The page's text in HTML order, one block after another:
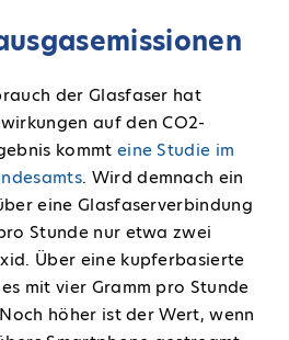
der Glasfaser hat
auf den CO2-
kommt eine Studie im
. Wird demnach ein
eine Glasfaserverbindung
Stunde nur etwa zwei
Über eine kupferbasierte
mit vier Gramm pro Stunde
höher ist der Wert, wenn